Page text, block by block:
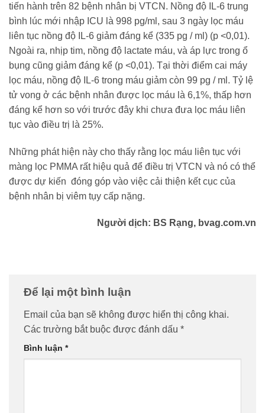
tiến hành trên 82 bệnh nhân bị VTCN. Nồng độ IL-6 trung
bình lúc mới nhập ICU là 998 pg/ml, sau 3 ngày lọc máu
liên tục nồng độ IL-6 giảm đáng kể (335 pg / ml) (p <0,01).
Ngoài ra, nhịp tim, nồng độ lactate máu, và áp lực trong ổ
bụng cũng giảm đáng kể (p <0,01). Tại thời điểm cai máy
lọc máu, nồng độ IL-6 trong máu giảm còn 99 pg / ml. Tỷ lệ
tử vong ở các bệnh nhân được lọc máu là 6,1%, thấp hơn
đáng kể hơn so với trước đây khi chưa đưa lọc máu liên
tục vào điều trị là 25%.
Những phát hiện này cho thấy rằng lọc máu liên tục với
màng lọc PMMA rất hiệu quả để điều trị VTCN và nó có thể
được dự kiến đóng góp vào việc cải thiện kết cục của
bệnh nhân bị viêm tụy cấp nặng.
Người dịch: BS Rạng, bvag.com.vn
Để lại một bình luận
Email của bạn sẽ không được hiển thị công khai.
Các trường bắt buộc được đánh dấu *
Bình luận *